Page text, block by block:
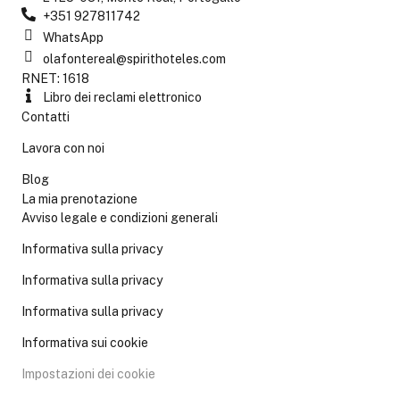
+351 927811742
WhatsApp
olafontereal@spirithoteles.com
RNET: 1618
Libro dei reclami elettronico
Contatti
Lavora con noi
Blog
La mia prenotazione
Avviso legale e condizioni generali
Informativa sulla privacy
Informativa sulla privacy
Informativa sulla privacy
Informativa sui cookie
Impostazioni dei cookie